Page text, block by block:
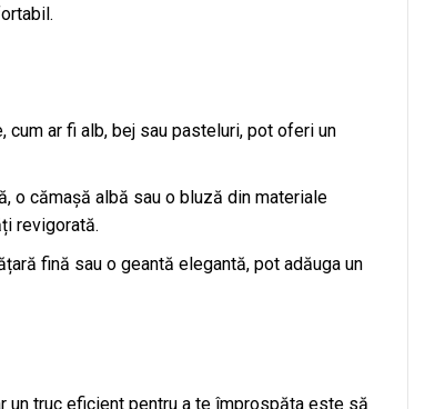
cum ar fi alb, bej sau pasteluri, pot oferi un
o cămașă albă sau o bluză din materiale
revigorată.
fină sau o geantă elegantă, pot adăuga un
truc eficient pentru a te împrospăta este să